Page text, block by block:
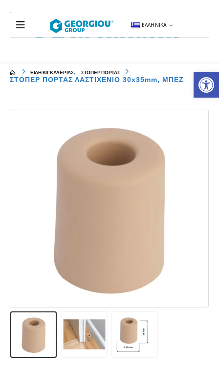
ΕΛΛΗΝΙΚΆ
ΕΙΔΗ ΚΙΓΚΑΛΕΡΙΑΣ, ΣΤΟΠΕΡ ΠΟΡΤΑΣ
ΣΤΟΠΕΡ ΠΟΡΤΑΣ ΛΑΣΤΙΧΕΝΙΟ 30x35mm, ΜΠΕΖ